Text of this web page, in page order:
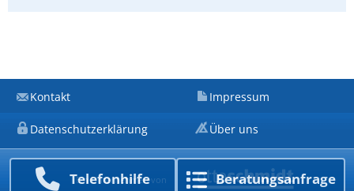
Telefon­hilfe Beratungs­anfrage
Kontakt Impressum
Datenschutzerklärung Über uns
Ein Unternehmen von